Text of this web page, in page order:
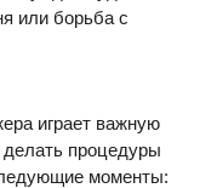
или борьба с
играет важную
процедуры
моменты: